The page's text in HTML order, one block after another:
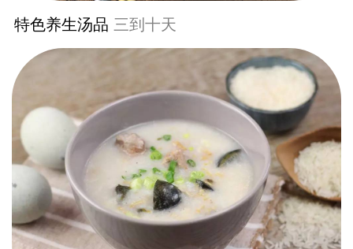
特色养生汤品 三到十天